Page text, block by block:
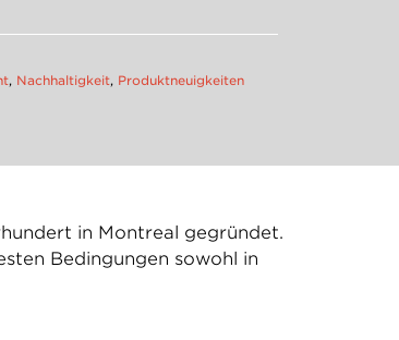
, Nachhaltigkeit, Produktneuigkeiten
in Montreal gegründet.
Bedingungen sowohl in